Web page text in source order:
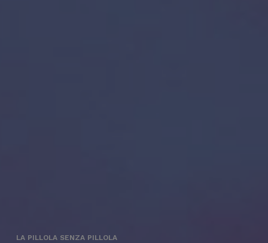
LA PILLOLA SENZA PILLOLA